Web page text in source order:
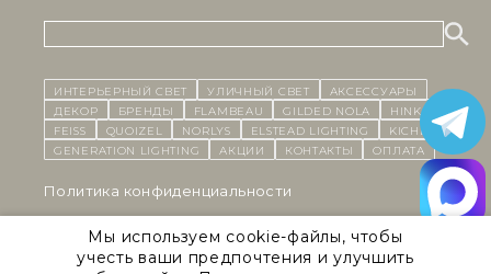
ИНТЕРЬЕРНЫЙ СВЕТ уличный СВЕТ
Аксессуары
декор
бренды Flambeau Gilded Nola
Hinkley
Feiss
Quoizel Norlys Elstead Lighting
Kichler
Generation Lighting
Акции контакты Оплата
Политика конфиденциальности
Cоглашение на обработку персональных данных
Мы используем cookie-файлы, чтобы
учесть ваши предпочтения и улучшить